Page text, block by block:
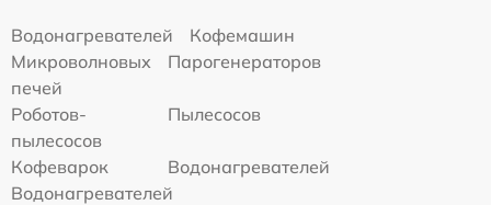
Водонагревателей
Кофемашин
Микроволновых
печей
Парогенераторов
Роботов-
пылесосов
Пылесосов
Кофеварок
Водонагревателей
Водонагревателей